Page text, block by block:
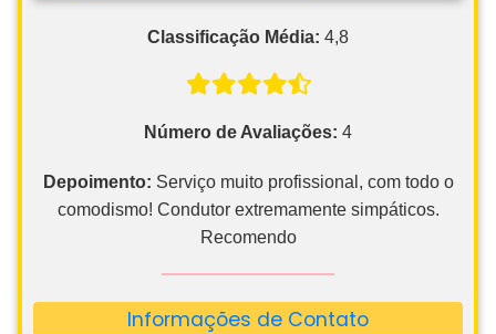
Classificação Média: 4,8
Número de Avaliações: 4
Depoimento: Serviço muito profissional, com todo o
comodismo! Condutor extremamente simpáticos.
Recomendo
Informações de Contato